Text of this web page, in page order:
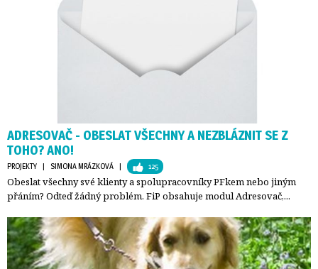
ADRESOVAČ - OBESLAT VŠECHNY A NEZBLÁZNIT SE Z
TOHO? ANO!
PROJEKTY | SIMONA MRÁZKOVÁ | 125
Obeslat všechny své klienty a spolupracovníky PFkem nebo jiným
přáním? Odteď žádný problém. FiP obsahuje modul Adresovač,...